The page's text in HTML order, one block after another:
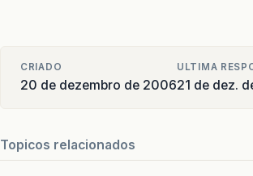
CRIADO
20 de dezembro de 2006
ULTIMA
21 de dez.
Topicos relacionados